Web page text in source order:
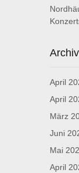
April
April
März
Juni
Mai
April